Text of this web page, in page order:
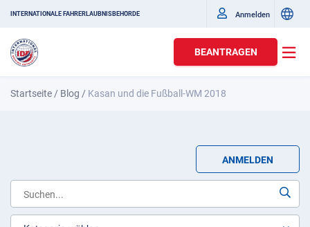
INTERNATIONALE FAHRERLAUBNISBEHÖRDE Anmelden
BEANTRAGEN
Startseite / Blog / Kasan und die Fußball-WM 2018
ANMELDEN